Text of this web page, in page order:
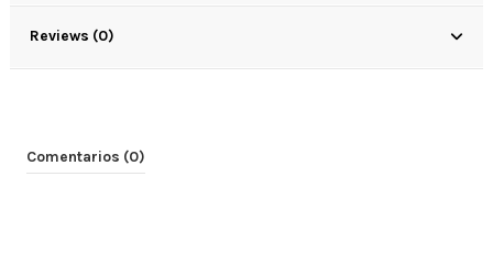
Reviews (0)
Comentarios (0)